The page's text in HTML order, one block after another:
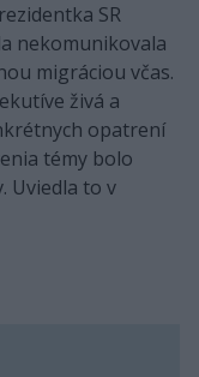
SR
nekomunikovala
migráciou včas.
živá a
opatrení
témy bolo
Uviedla to v